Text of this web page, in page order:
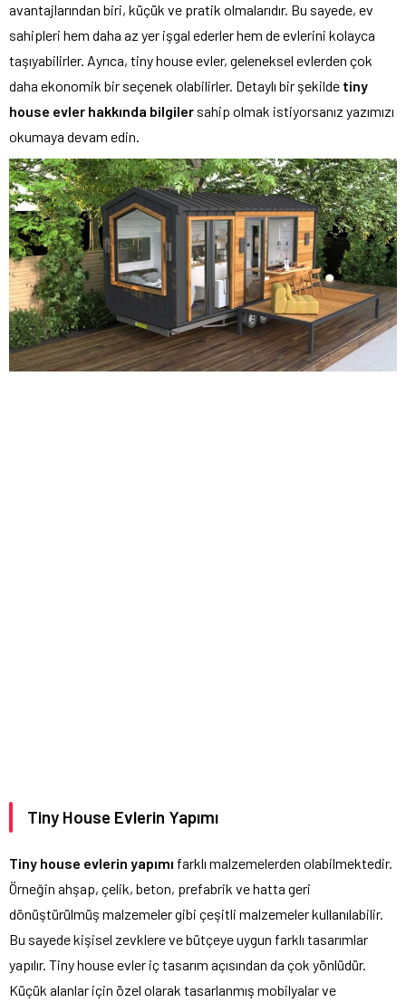
avantajlarından biri, küçük ve pratik olmalarıdır. Bu sayede, ev
sahipleri hem daha az yer işgal ederler hem de evlerini kolayca
taşıyabilirler. Ayrıca, tiny house evler, geleneksel evlerden çok
daha ekonomik bir seçenek olabilirler. Detaylı bir şekilde tiny
house evler hakkında bilgiler sahip olmak istiyorsanız yazımızı
okumaya devam edin.
Tiny House Evlerin Yapımı
Tiny house evlerin yapımı farklı malzemelerden olabilmektedir.
Örneğin ahşap, çelik, beton, prefabrik ve hatta geri
dönüştürülmüş malzemeler gibi çeşitli malzemeler kullanılabilir.
Bu sayede kişisel zevklere ve bütçeye uygun farklı tasarımlar
yapılır. Tiny house evler iç tasarım açısından da çok yönlüdür.
Küçük alanlar için özel olarak tasarlanmış mobilyalar ve